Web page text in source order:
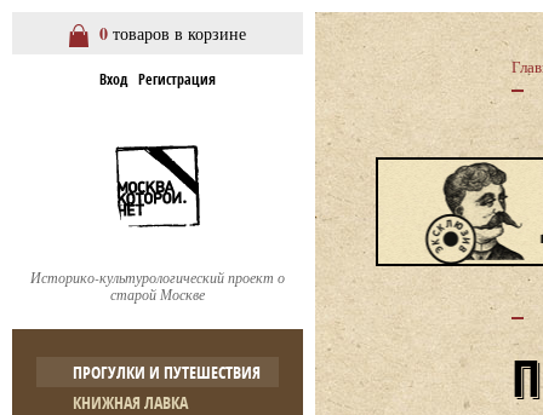
0 товаров в корзине
Вход Регистрация
Историко-культурологический проект о
старой Москве
ПРОГУЛКИ И ПУТЕШЕСТВИЯ
КНИЖНАЯ ЛАВКА